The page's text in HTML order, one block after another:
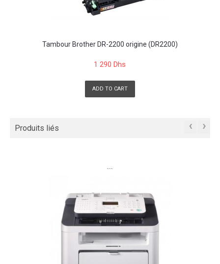
Tambour Brother DR-2200 origine (DR2200)
1 290 Dhs
ADD TO CART
Produits liés ‹ ›
```